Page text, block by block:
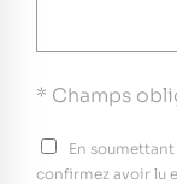
* Champs
En
confirmez avoir lu